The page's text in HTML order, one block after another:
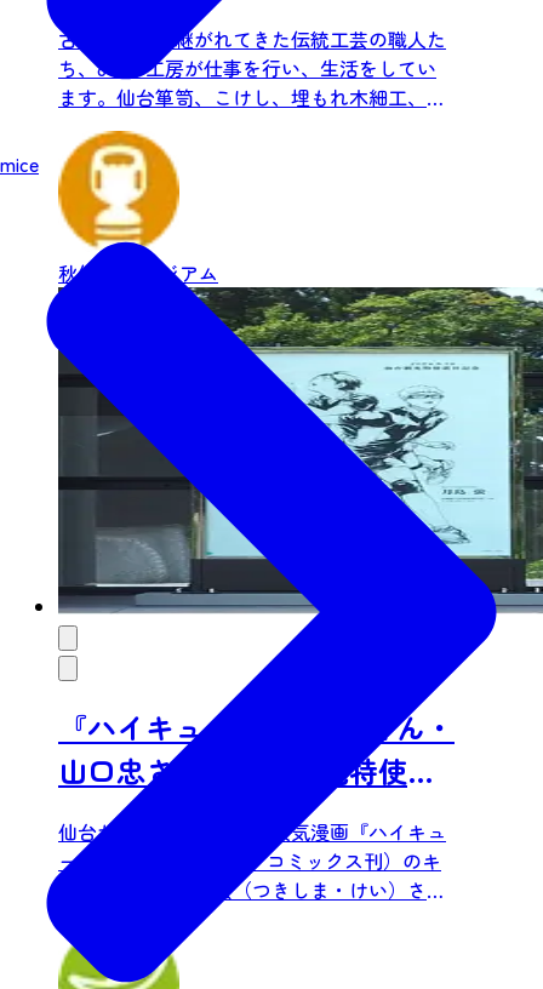
mice
古くから受け継がれてきた伝統工芸の職人た
ち、8つの工房が仕事を行い、生活をしてい
ます。仙台箪笥、こけし、埋もれ木細工、染
織、木彫など業種はさまざ...
秋保 ミュージアム
『ハイキュー‼』月島蛍さん・
山口忠さん【仙台観光特使】
記念モニュメント
仙台が舞台の一つである人気漫画『ハイキュ
ー‼』（集英社 ジャンプコミックス刊）のキ
ャラクター、月島蛍（つきしま・けい）さん
と山口忠（やまぐち・た...